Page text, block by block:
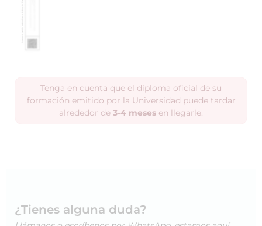
Tenga en cuenta que el diploma oficial de su
formación emitido por la Universidad puede tardar
alrededor de 3-4 meses en llegarle.
¿Tienes alguna duda?